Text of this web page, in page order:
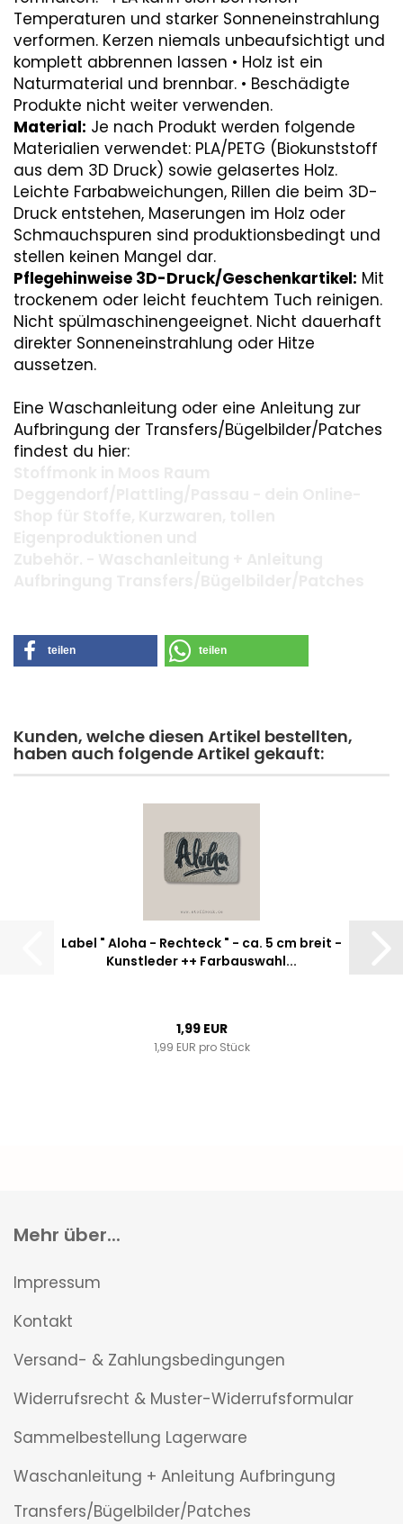
Temperaturen und starker Sonneneinstrahlung
verformen. Kerzen niemals unbeaufsichtigt und
komplett abbrennen lassen • Holz ist ein
Naturmaterial und brennbar. • Beschädigte
Produkte nicht weiter verwenden.
Material: Je nach Produkt werden folgende
Materialien verwendet: PLA/PETG (Biokunststoff
aus dem 3D Druck) sowie gelasertes Holz.
Leichte Farbabweichungen, Rillen die beim 3D-
Druck entstehen, Maserungen im Holz oder
Schmauchspuren sind produktionsbedingt und
stellen keinen Mangel dar.
Pflegehinweise 3D-Druck/Geschenkartikel: Mit
trockenem oder leicht feuchtem Tuch reinigen.
Nicht spülmaschinengeeignet. Nicht dauerhaft
direkter Sonneneinstrahlung oder Hitze
aussetzen.
Eine Waschanleitung oder eine Anleitung zur
Aufbringung der Transfers/Bügelbilder/Patches
findest du hier:
teilen teilen
Kunden, welche diesen Artikel bestellten,
haben auch folgende Artikel gekauft:
Label " Aloha - Rechteck " - ca. 5 cm breit -
Kunstleder ++ Farbauswahl...
1,99 EUR
1,99 EUR pro Stück
Mehr über...
Impressum
Kontakt
Versand- & Zahlungsbedingungen
Widerrufsrecht & Muster-Widerrufsformular
Sammelbestellung Lagerware
Waschanleitung + Anleitung Aufbringung
Transfers/Bügelbilder/Patches